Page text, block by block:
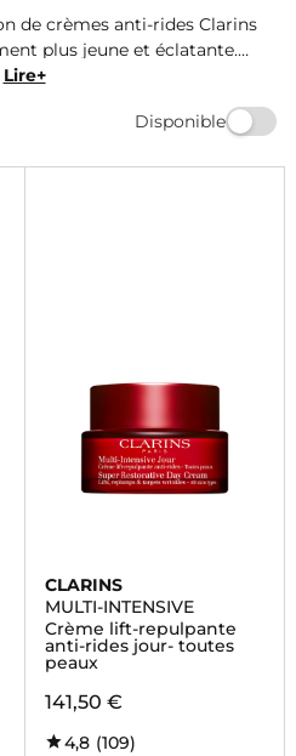
de crèmes anti-rides Clarins
plus jeune et éclatante.
complète de produits de
beauté avec Marionnaud.
Lire+
Disponible
CLARINS
MULTI-INTENSIVE
Crème lift-repulpante
anti-rides jour- toutes
peaux
141,50 €
4,8 (109)